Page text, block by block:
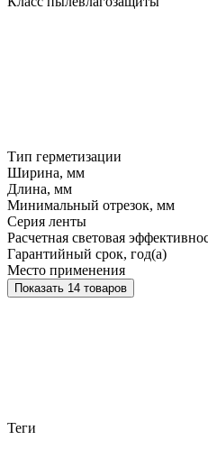
Тип герметизации
Ширина, мм
Длина, мм
Минимальный отрезок, мм
Серия ленты
Расчетная световая
Гарантийный срок, год(а)
Место применения
Показать 14 товаров
Теги